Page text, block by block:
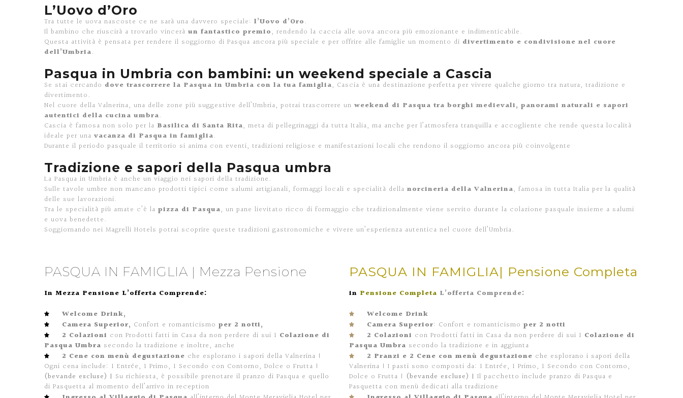
L’Uovo d’Oro
Tra tutte le uova nascoste ce ne sarà una davvero speciale: l’Uovo d’Oro.
Il bambino che riuscirà a trovarlo vincerà un fantastico premio, rendendo la caccia alle uova ancora più emozionante e indimenticabile.
Questa attività è pensata per rendere il soggiorno di Pasqua ancora più speciale e per offrire alle famiglie un momento di divertimento e condivisione nel cuore
dell’Umbria.
Pasqua in Umbria con bambini: un weekend speciale a Cascia
Se stai cercando dove trascorrere la Pasqua in Umbria con la tua famiglia, Cascia è una destinazione perfetta per vivere qualche giorno tra natura, tradizione e
divertimento.
Nel cuore della Valnerina, una delle zone più suggestive dell’Umbria, potrai trascorrere un weekend di Pasqua tra borghi medievali, panorami naturali e sapori
autentici della cucina umbra.
Cascia è famosa non solo per la Basilica di Santa Rita, meta di pellegrinaggi da tutta Italia, ma anche per l’atmosfera tranquilla e accogliente che rende questa località
ideale per una vacanza di Pasqua in famiglia.
Durante il periodo pasquale il territorio si anima con eventi, tradizioni religiose e manifestazioni locali che rendono il soggiorno ancora più coinvolgente
Tradizione e sapori della Pasqua umbra
La Pasqua in Umbria è anche un viaggio nei sapori della tradizione.
Sulle tavole umbre non mancano prodotti tipici come salumi artigianali, formaggi locali e specialità della norcineria della Valnerina, famosa in tutta Italia per la qualità
delle sue lavorazioni.
Tra le specialità più amate c’è la pizza di Pasqua, un pane lievitato ricco di formaggio che tradizionalmente viene servito durante la colazione pasquale insieme a salumi
e uova benedette.
Soggiornando nei Magrelli Hotels potrai scoprire queste tradizioni gastronomiche e vivere un’esperienza autentica nel cuore dell’Umbria.
PASQUA IN FAMIGLIA | Mezza Pensione
In Mezza Pensione L’offerta Comprende:
Welcome Drink,
Camera Superior, Confort e romanticismo per 2 notti,
2 Colazioni con Prodotti fatti in Casa da non perdere di sui 1 Colazione di
Pasqua Umbra secondo la tradizione e inoltre, anche
2 Cene con menù degustazione che esplorano i sapori della Valnerina |
Ogni cena include: 1 Entrée, 1 Primo, 1 Secondo con Contorno, Dolce o Frutta |
(bevande escluse) | Su richiesta, è possibile prenotare il pranzo di Pasqua e quello
di Pasquetta al momento dell’arrivo in reception
PASQUA IN FAMIGLIA| Pensione Completa
in Pensione Completa L’offerta Comprende:
Welcome Drink
Camera Superior: Confort e romanticismo per 2 notti
2 Colazioni con Prodotti fatti in Casa da non perdere di sui 1 Colazione di
Pasqua Umbra secondo la tradizione e in aggiunta
2 Pranzi e 2 Cene con menù degustazione che esplorano i sapori della
Valnerina | I pasti sono composti da: 1 Entrée, 1 Primo, 1 Secondo con Contorno,
Dolce o Frutta | (bevande escluse) | Il pacchetto include pranzo di Pasqua e
Pasquetta con menù dedicati alla tradizione